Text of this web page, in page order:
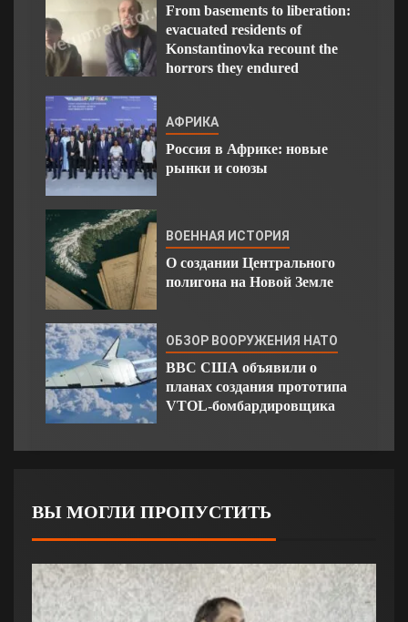
From basements to liberation:
evacuated residents of
Konstantinovka recount the
horrors they endured
АФРИКА
Россия в Африке: новые
рынки и союзы
ВОЕННАЯ ИСТОРИЯ
О создании Центрального
полигона на Новой Земле
ОБЗОР ВООРУЖЕНИЯ НАТО
ВВС США объявили о
планах создания прототипа
VTOL-бомбардировщика
ВЫ МОГЛИ ПРОПУСТИТЬ